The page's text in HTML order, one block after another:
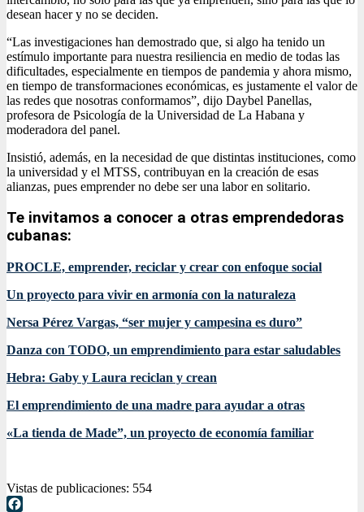
desean hacer y no se deciden.
“Las investigaciones han demostrado que, si algo ha tenido un
estímulo importante para nuestra resiliencia en medio de todas las
dificultades, especialmente en tiempos de pandemia y ahora mismo,
en tiempo de transformaciones económicas, es justamente el valor de
las redes que nosotras conformamos”, dijo Daybel Panellas,
profesora de Psicología de la Universidad de La Habana y
moderadora del panel.
Insistió, además, en la necesidad de que distintas instituciones, como
la universidad y el MTSS, contribuyan en la creación de esas
alianzas, pues emprender no debe ser una labor en solitario.
Te invitamos a conocer a otras emprendedoras
cubanas:
PROCLE, emprender, reciclar y crear con enfoque social
Un proyecto para vivir en armonía con la naturaleza
Nersa Pérez Vargas, “ser mujer y campesina es duro”
Danza con TODO, un emprendimiento para estar saludables
Hebra: Gaby y Laura reciclan y crean
El emprendimiento de una madre para ayudar a otras
«La tienda de Made”, un proyecto de economía familiar
Vistas de publicaciones: 554